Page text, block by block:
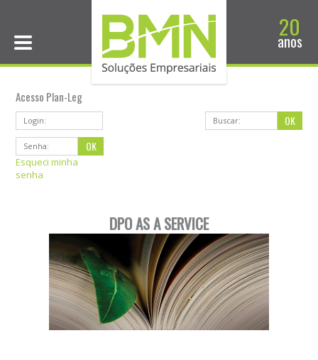
20
anos
Acesso Plan-Leg
Esqueci minha
senha
DPO AS A SERVICE